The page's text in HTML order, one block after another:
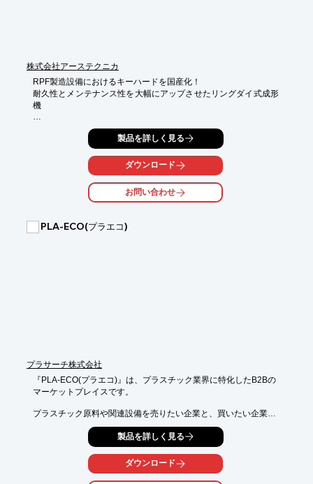
株式会社アーステクニカ
RPF製造設備におけるキーハードを国産化！
耐久性とメンテナンス性を大幅にアップさせたリングダイ式成形
機
■成形に必要な溶融熱はダイとローラの摩擦熱（自己発熱）を利
「スクリュー式成形機」で必要な外部加熱装置（ヒータ）を
必要とせず、効率が良い
■成形室に設置された２つのローラにより廃プラを粉砕しながら
押し込むため、空気輸送が可能なサイズ（φ10mm以下）の
製品製造にも対応可能
■その他機能や詳細については、カタログダウンロード
もしくはお問い合わせ下さい。
製品を詳しく見る
ダウンロード
お問い合わせ
PLA-ECO(プラエコ)
プラサーチ株式会社
『PLA-ECO(プラエコ)』は、プラスチック業界に特化したB2Bの
マーケットプレイスです。
プラスチック原料や関連設備を売りたい企業と、買いたい企業を
オンラインでマッチング。品質にばらつきのある再生プラスチッ
第三者の検査機関が査定するので安心。
また、資源を無駄にしない、循環型社会の実現に貢献いたしま
製品を詳しく見る
ダウンロード